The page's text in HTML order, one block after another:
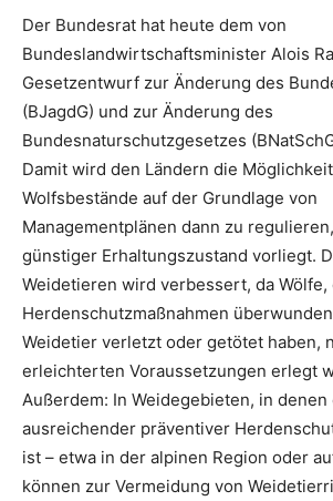
Der Bundesrat hat heute dem von
Bundeslandwirtschaftsminister Alois
Gesetzentwurf zur Änderung des
(BJagdG) und zur Änderung des
Bundesnaturschutzgesetzes
Damit wird den Ländern die
Wolfsbestände auf der Grundlage von
Managementplänen dann zu
günstiger Erhaltungszustand vorliegt.
Weidetieren wird verbessert, da Wölfe,
Herdenschutzmaßnahmen
Weidetier verletzt oder getötet haben,
erleichterten Voraussetzungen erlegt
Außerdem: In Weidegebieten, in denen
ausreichender präventiver
ist – etwa in der alpinen Region oder
können zur Vermeidung von